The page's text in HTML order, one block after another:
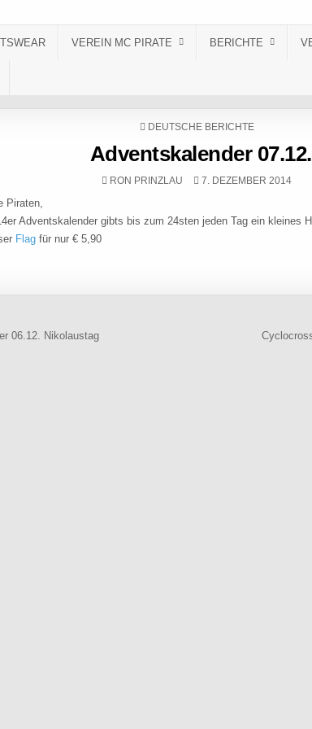
VEREIN MC PIRATE BERICHTE
POSTED IN
DEUTSCHE BERICHTE
Adventskalender 07.12.
AUTHOR:
RON PRINZLAU PUBLISHED DATE:
7. DEZEMBER 2014
Piraten,
Adventskalender gibts bis zum 24sten jeden Tag ein kleines
Flag für nur € 5,90
06.12. Nikolaustag